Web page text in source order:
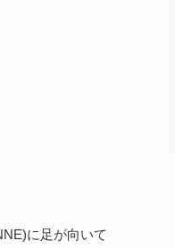
に足が向いて